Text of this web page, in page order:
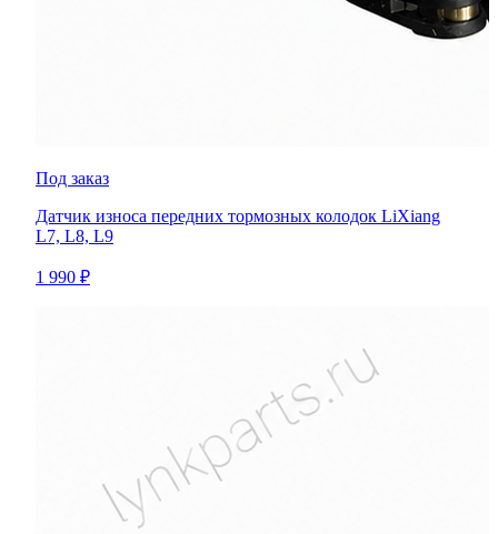
Под заказ
Датчик износа передних тормозных колодок LiXiang
L7, L8, L9
1 990 ₽